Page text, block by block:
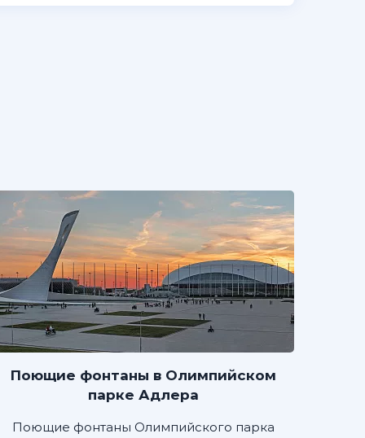
Поющие фонтаны в Олимпийском
парке Адлера
Поющие фонтаны Олимпийского парка